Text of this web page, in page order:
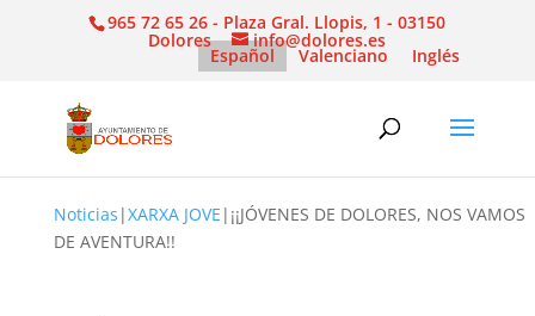
965 72 65 26 - Plaza Gral. Llopis, 1 - 03150
Dolores info@dolores.es
Español Valenciano Inglés
Noticias |XARXA JOVE | ¡¡JÓVENES DE DOLORES, NOS VAMOS
DE AVENTURA!!